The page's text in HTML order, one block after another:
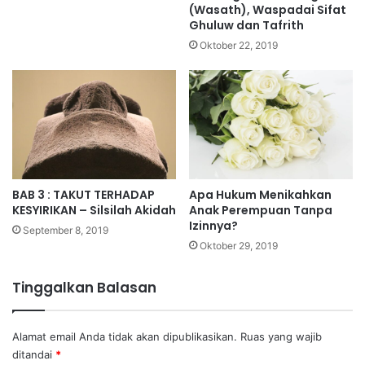
(Wasath), Waspadai Sifat
Ghuluw dan Tafrith
Oktober 22, 2019
BAB 3 : TAKUT TERHADAP
KESYIRIKAN – Silsilah Akidah
September 8, 2019
Apa Hukum Menikahkan
Anak Perempuan Tanpa
Izinnya?
Oktober 29, 2019
Tinggalkan Balasan
Alamat email Anda tidak akan dipublikasikan. Ruas yang wajib
ditandai *